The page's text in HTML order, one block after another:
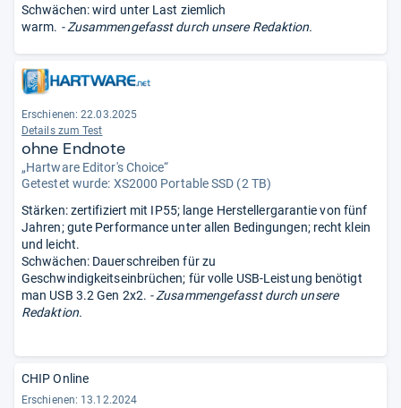
Schwächen: wird unter Last ziemlich
warm. - Zusammengefasst durch unsere Redaktion.
Erschienen: 22.03.2025
Details zum Test
ohne Endnote
„Hartware Editor's Choice“
Getestet wurde: XS2000 Portable SSD (2 TB)
Stärken: zertifiziert mit IP55; lange Herstellergarantie von fünf
Jahren; gute Performance unter allen Bedingungen; recht klein
und leicht.
Schwächen: Dauerschreiben für zu
Geschwindigkeitseinbrüchen; für volle USB-Leistung benötigt
man USB 3.2 Gen 2x2. - Zusammengefasst durch unsere
Redaktion.
CHIP Online
Erschienen: 13.12.2024